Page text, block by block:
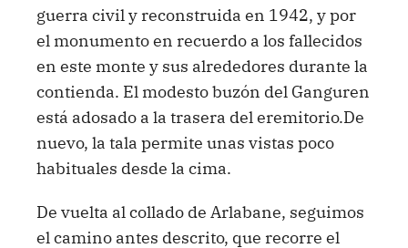
guerra civil y reconstruida en 1942, y por
el monumento en recuerdo a los fallecidos
en este monte y sus alrededores durante la
contienda. El modesto buzón del Ganguren
está adosado a la trasera del eremitorio.De
nuevo, la tala permite unas vistas poco
habituales desde la cima.
De vuelta al collado de Arlabane, seguimos
el camino antes descrito, que recorre el